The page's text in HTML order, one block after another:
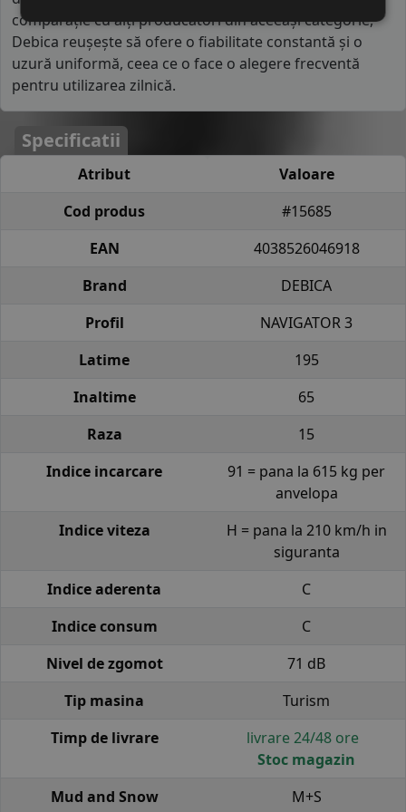
comparație cu alți producători din aceeași categorie,
Debica reușește să ofere o fiabilitate constantă și o
uzură uniformă, ceea ce o face o alegere frecventă
pentru utilizarea zilnică.
Specificatii
Atribut
Valoare
Cod produs
#15685
EAN
4038526046918
Brand
DEBICA
Profil
NAVIGATOR 3
Latime
195
Inaltime
65
Raza
15
Indice incarcare
91 = pana la 615 kg per
anvelopa
Indice viteza
H = pana la 210 km/h in
siguranta
Indice aderenta
C
Indice consum
C
Nivel de zgomot
71 dB
Tip masina
Turism
Timp de livrare
livrare 24/48 ore
Stoc magazin
Mud and Snow
M+S